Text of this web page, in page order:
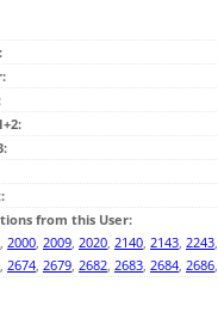
from this User:
, 2000, 2009, 2020, 2140, 2143, 2243
, 2674, 2679, 2682, 2683, 2684, 2686